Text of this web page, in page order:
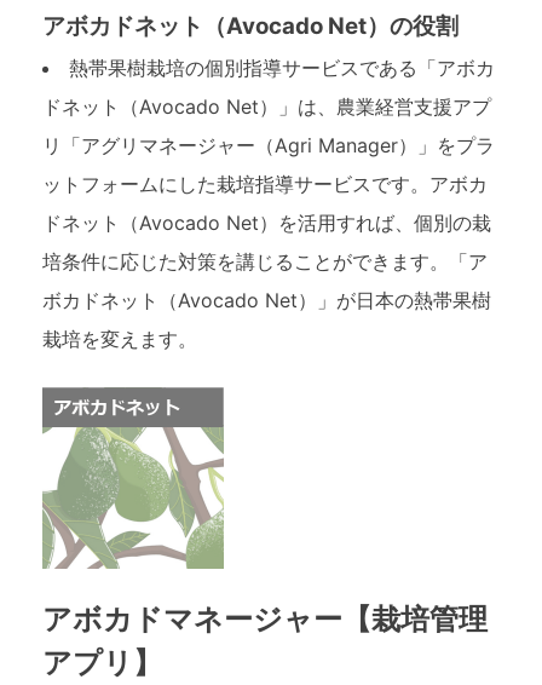
アボカドネット（Avocado Net）の役割
熱帯果樹栽培の個別指導サービスである「アボカ
ドネット（Avocado Net）」は、農業経営支援アプ
リ「アグリマネージャー（Agri Manager）」をプラ
ットフォームにした栽培指導サービスです。アボカ
ドネット（Avocado Net）を活用すれば、個別の栽
培条件に応じた対策を講じることができます。「ア
ボカドネット（Avocado Net）」が日本の熱帯果樹
栽培を変えます。
アボカドマネージャー【栽培管理
アプリ】